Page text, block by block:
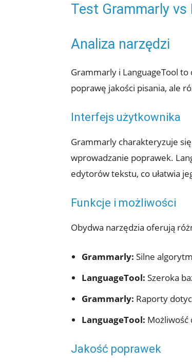
Test Grammarly
Analiza narzędzi
Grammarly i LanguageTool
poprawę jakości pisania, ale
Interfejs użytkownika
Grammarly charakteryzuje
wprowadzanie poprawek.
edytorów tekstu, co ułatwia
Funkcje i możliwości
Obydwa narzędzia oferują
Grammarly: Silne
LanguageTool: Szeroka
Grammarly: Raporty
LanguageTool: Możliwość
Jakość poprawek